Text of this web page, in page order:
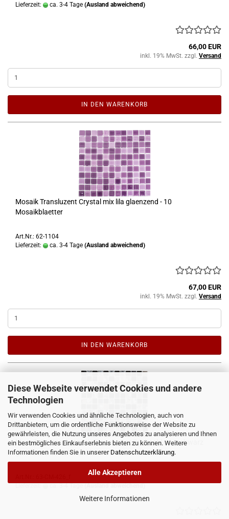
Diese Webseite verwendet Cookies und andere
Technologien
Wir verwenden Cookies und ähnliche Technologien, auch von
Drittanbietern, um die ordentliche Funktionsweise der Website zu
gewährleisten, die Nutzung unseres Angebotes zu analysieren und Ihnen
ein bestmögliches Einkaufserlebnis bieten zu können. Weitere
Informationen finden Sie in unserer Datenschutzerklärung.
Alle Akzeptieren
Weitere Informationen
Lieferzeit:
ca. 3-4 Tage (Ausland abweichend)
66,00 EUR
inkl. 19% MwSt. zzgl. Versand
IN DEN WARENKORB
Mosaik Transluzent Crystal mix lila glaenzend - 10
Mosaikblaetter
Art.Nr.: 62-1104
Lieferzeit:
ca. 3-4 Tage (Ausland abweichend)
67,00 EUR
inkl. 19% MwSt. zzgl. Versand
IN DEN WARENKORB
Mosaik Spritzschutz Mix Transluzent Edelstahl mix schwarz
glaenzend - 10 Mosaikblaetter
Lieferzeit:
ca. 3-4 Tage (Ausland abweichend)